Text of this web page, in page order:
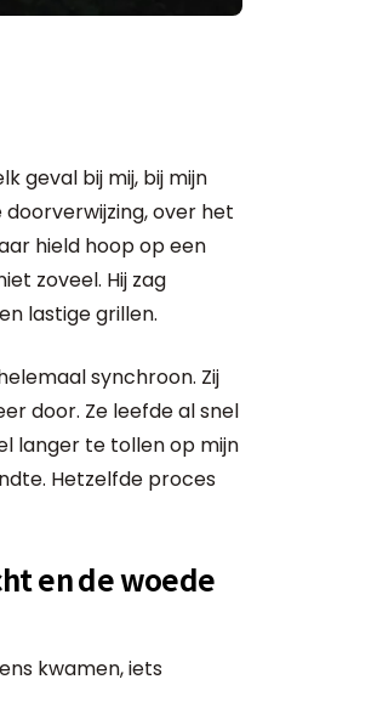
geval bij mij, bij mijn
doorverwijzing, over het
hield hoop op een
zoveel. Hij zag
lastige grillen.
synchroon. Zij
door. Ze leefde al snel
langer te tollen op mijn
Hetzelfde proces
en de woede
kwamen, iets